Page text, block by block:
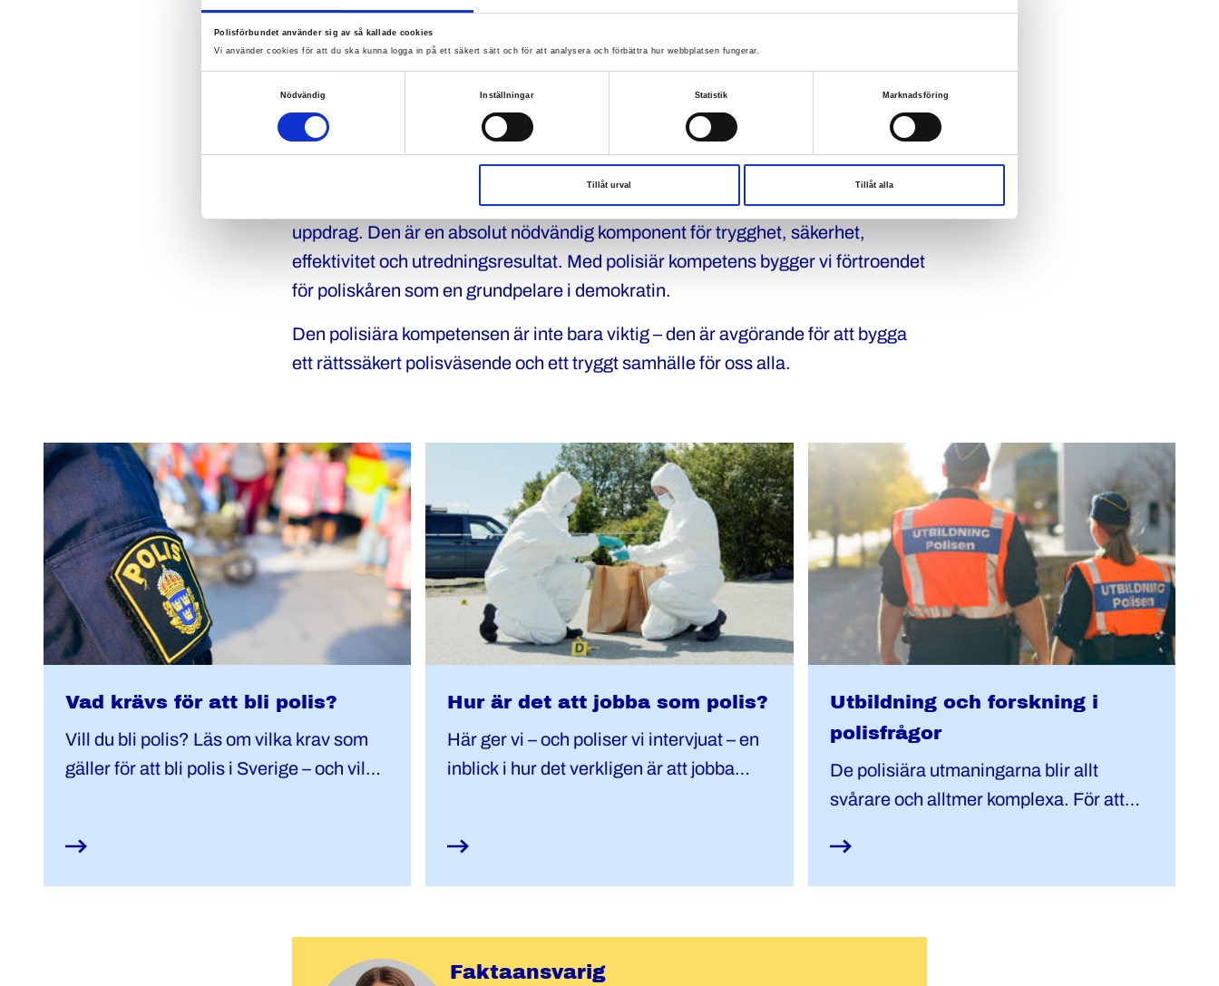
Polisförbundet använder sig av så kallade cookies
Vi använder cookies för att du ska kunna logga in på ett säkert sätt och för att analysera och förbättra hur webbplatsen fungerar.
Nödvändig
Inställningar Statistik Marknadsföring
Tillåt urval Tillåt alla
Varför är den polisiära kompetensen
viktig?
När poliser ges rätt utbildning, fort- och vidareutbildning samt
utvecklingsmöjligheter vill fler bli poliser – och fler vill stanna i yrket. Det bidrar
till att poliserna blir fler och gör ett bättre jobb.
Polisiär kompetens behövs för att klara ett alltmer utsatt, svårt och komplext
uppdrag. Den är en absolut nödvändig komponent för trygghet, säkerhet,
effektivitet och utredningsresultat. Med polisiär kompetens bygger vi förtroendet
för poliskåren som en grundpelare i demokratin.
Den polisiära kompetensen är inte bara viktig – den är avgörande för att bygga
ett rättssäkert polisväsende och ett tryggt samhälle för oss alla.
Vad krävs för att bli polis?
Vill du bli polis? Läs om vilka krav som
gäller för att bli polis i Sverige – och vilka
Hur är det att jobba som polis?
Här ger vi – och poliser vi intervjuat – en
inblick i hur det verkligen är att jobba
Utbildning och forskning i
polisfrågor
De polisiära utmaningarna blir allt
svårare och alltmer komplexa. För att
kompetensen både utvecklas och ges en
mer framträdande plats. En sådan
Faktaansvarig